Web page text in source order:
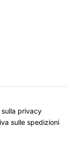
privacy
sulle spedizioni